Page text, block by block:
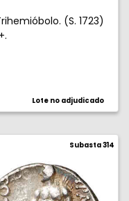
(S. 1723)
Lote no adjudicado
Subasta 314